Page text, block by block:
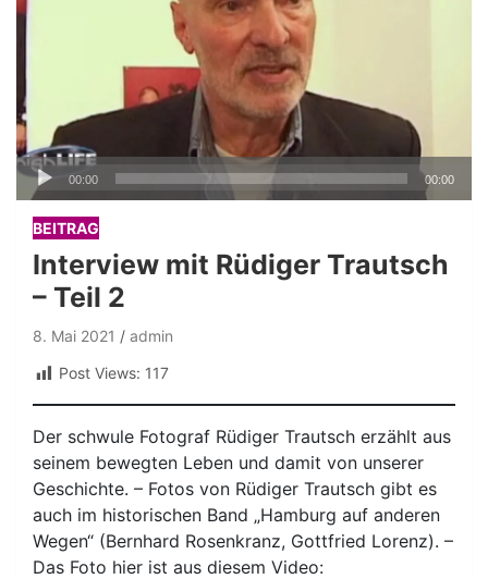
Audio-
Player
00:00 00:00
BEITRAG
Interview mit Rüdiger Trautsch
– Teil 2
8. Mai 2021
admin
Post Views: 117
Der schwule Fotograf Rüdiger Trautsch erzählt aus
seinem bewegten Leben und damit von unserer
Geschichte. – Fotos von Rüdiger Trautsch gibt es
auch im historischen Band „Hamburg auf anderen
Wegen“ (Bernhard Rosenkranz, Gottfried Lorenz). –
Das Foto hier ist aus diesem Video: